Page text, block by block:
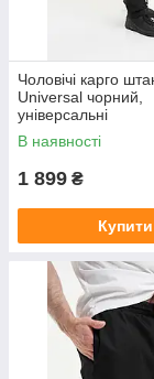
Чоловічі карго
Universal чорний,
універсальні
В наявності
1 899 ₴
Купити